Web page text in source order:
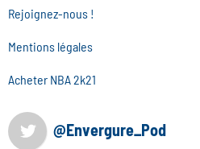
Rejoignez-nous !
Mentions légales
Acheter NBA 2k21
@Envergure_Pod